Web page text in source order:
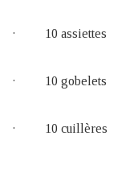
· 10 assiettes
· 10 gobelets
· 10 cuillères